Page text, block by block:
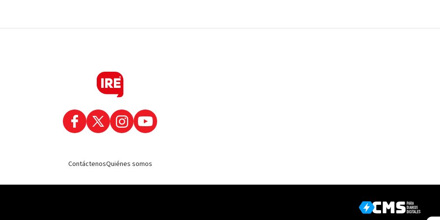
ContáctenosQuiénes somos